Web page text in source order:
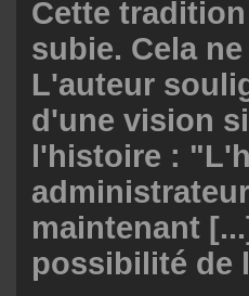
Cette
subie. Cela
L'auteur
d'une vision
l'histoire :
maintenant
possibilité de